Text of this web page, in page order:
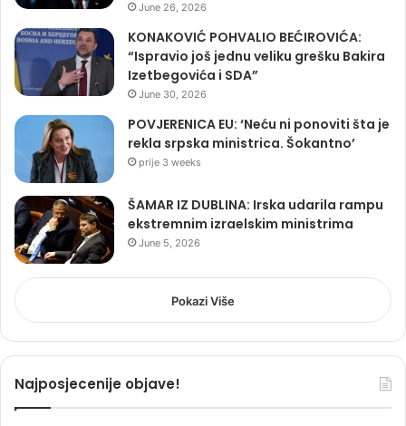
June 26, 2026
KONAKOVIĆ POHVALIO BEĆIROVIĆA:
“Ispravio još jednu veliku grešku Bakira
Izetbegovića i SDA”
June 30, 2026
POVJERENICA EU: ‘Neću ni ponoviti šta je
rekla srpska ministrica. Šokantno’
prije 3 weeks
ŠAMAR IZ DUBLINA: Irska udarila rampu
ekstremnim izraelskim ministrima
June 5, 2026
Pokazi Više
Najposjecenije objave!